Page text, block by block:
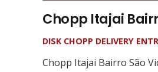
Chopp Itajai
DISK CHOPP DELIVERY
Chopp Itajai Bairro São